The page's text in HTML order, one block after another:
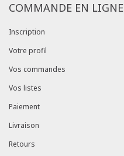
COMMANDE EN LIGNE
Inscription
Votre profil
Vos commandes
Vos listes
Paiement
Livraison
Retours